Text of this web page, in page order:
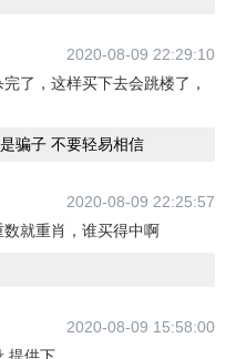
2020-08-09 22:29:10
了，这样买下去会跳楼了，
骗子 不要轻易相信
2020-08-09 22:25:57
就重肖，谁买得中啊
2020-08-09 15:58:00